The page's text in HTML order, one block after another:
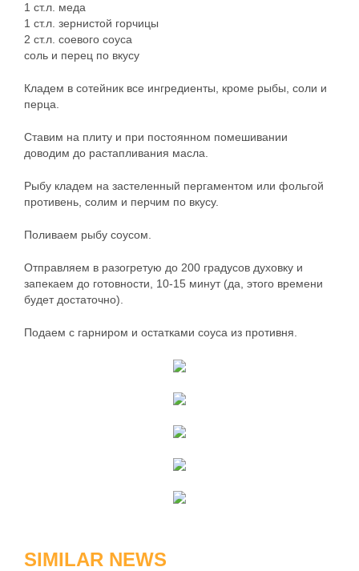
1 ст.л. меда
1 ст.л. зернистой горчицы
2 ст.л. соевого соуса
соль и перец по вкусу
Кладем в сотейник все ингредиенты, кроме рыбы, соли и
перца.
Ставим на плиту и при постоянном помешивании
доводим до растапливания масла.
Рыбу кладем на застеленный пергаментом или фольгой
противень, солим и перчим по вкусу.
Поливаем рыбу соусом.
Отправляем в разогретую до 200 градусов духовку и
запекаем до готовности, 10-15 минут (да, этого времени
будет достаточно).
Подаем с гарниром и остатками соуса из противня.
SIMILAR NEWS